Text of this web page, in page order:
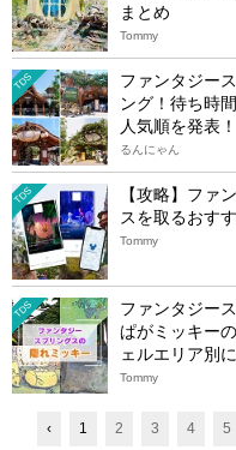
まとめ
Tommy
TDS
ファンタジー
ング！待ち時
人気順を発表！
るんにゃん
TDS
【攻略】ファ
スを取るおす
Tommy
TDS
ファンタジー
ぱがミッキー
ェルエリア別
Tommy
‹ 1 2 3 4 5